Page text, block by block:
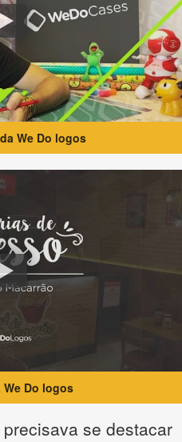
We Do logos
Do logos
precisava se destacar